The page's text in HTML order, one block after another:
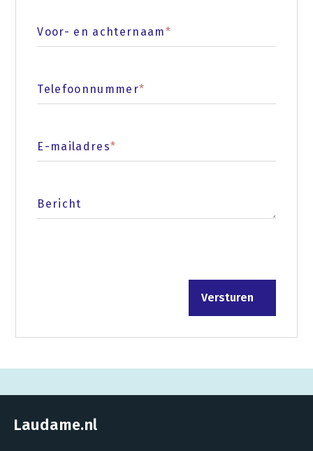
Voor- en achternaam*
Telefoonnummer*
E-mailadres*
Bericht
Laudame.nl